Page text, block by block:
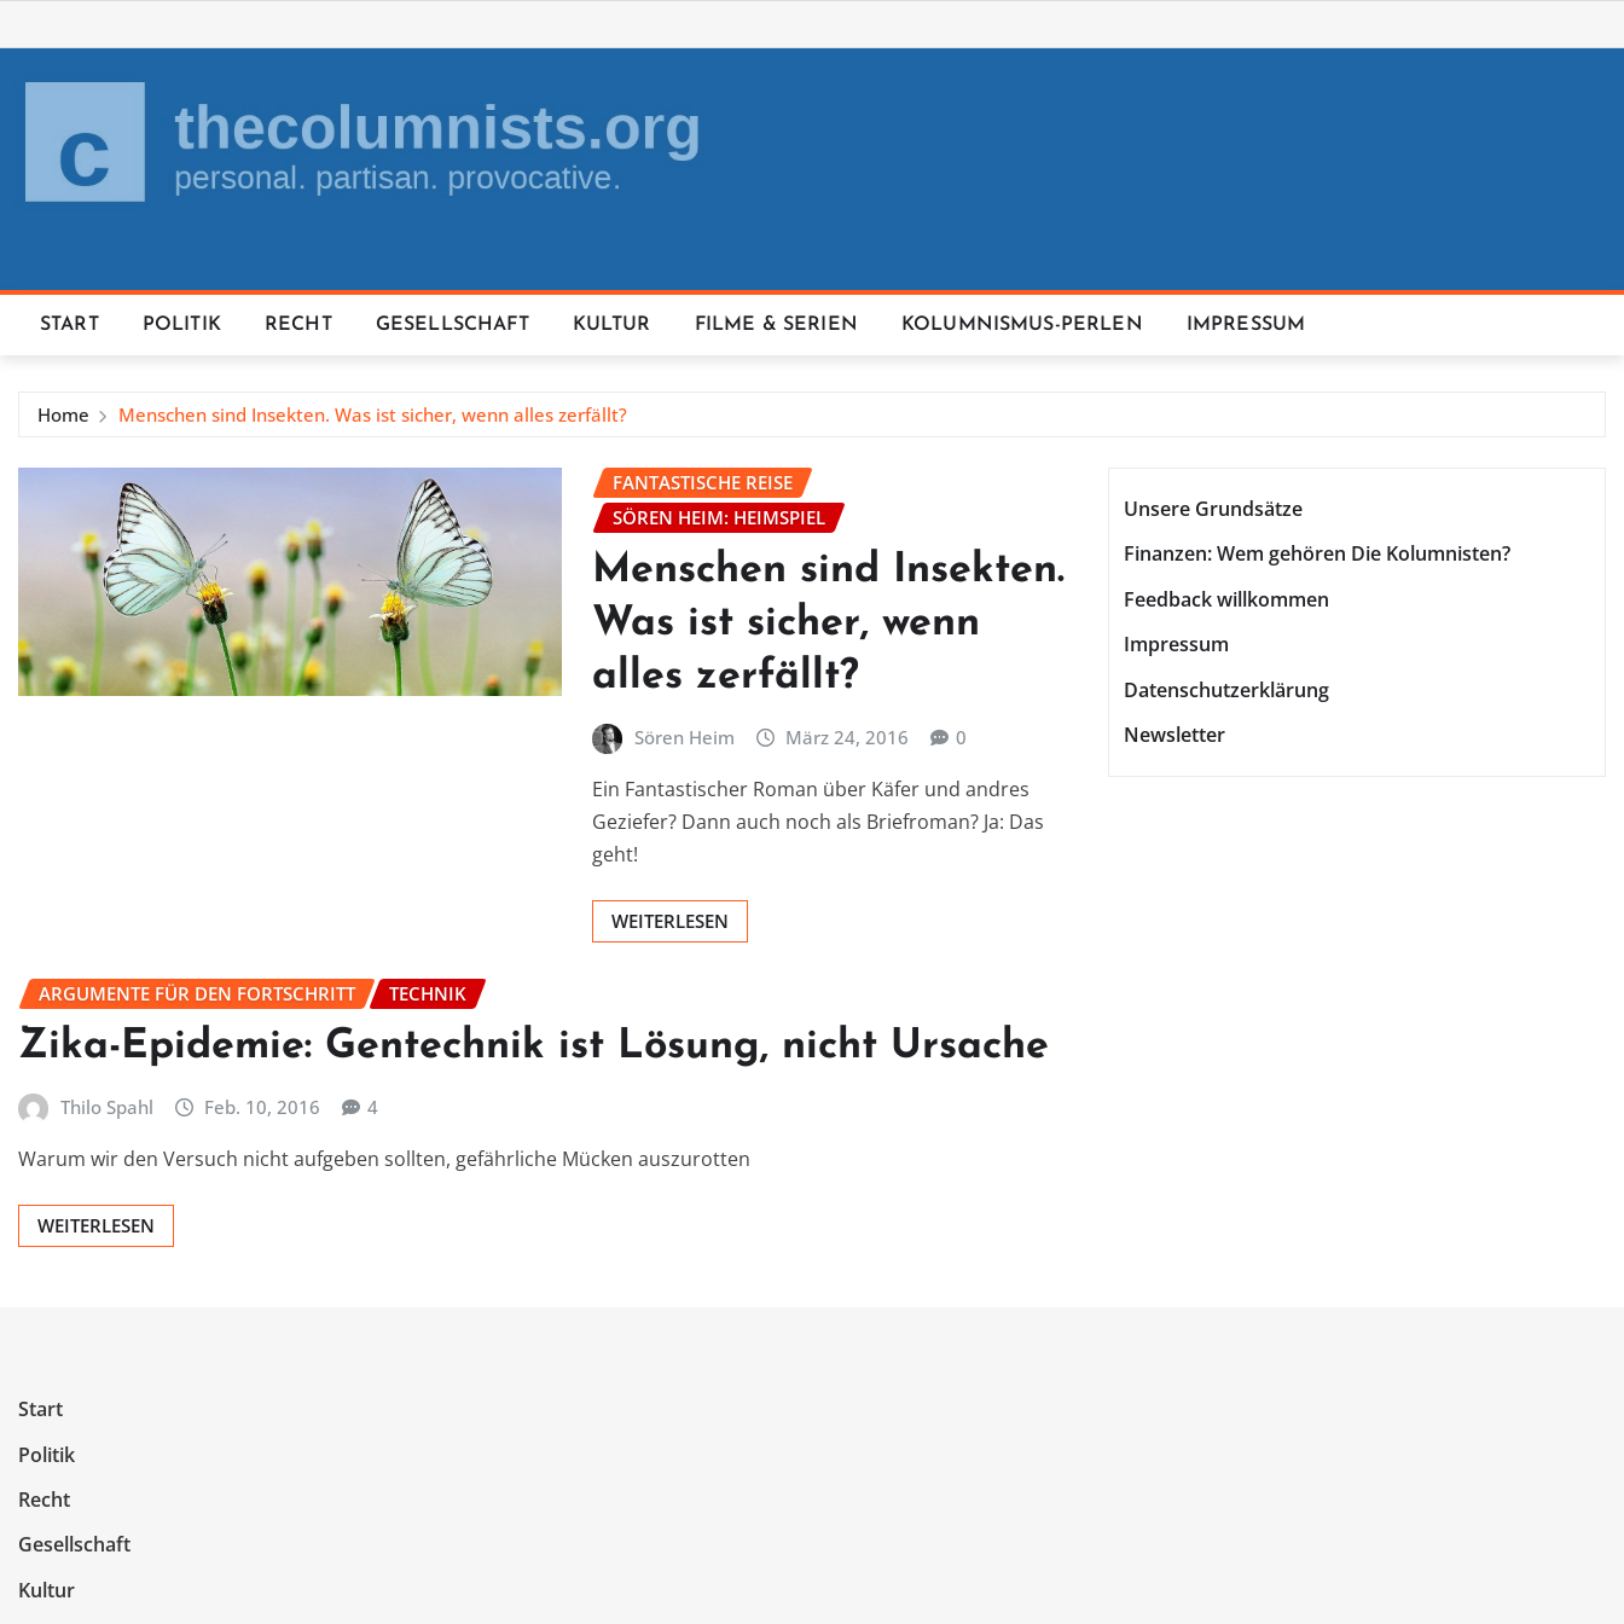
to
content
START POLITIK RECHT GESELLSCHAFT KULTUR FILME & SERIEN KOLUMNISMUS-PERLEN IMPRESSUM
Home Menschen sind Insekten. Was ist sicher, wenn alles zerfällt?
FANTASTISCHE REISE
SÖREN HEIM: HEIMSPIEL
Menschen sind Insekten.
Was ist sicher, wenn
alles zerfällt?
Sören Heim März 24, 2016 0
Ein Fantastischer Roman über Käfer und andres
Geziefer? Dann auch noch als Briefroman? Ja: Das
geht!
WEITERLESEN
ARGUMENTE FÜR DEN FORTSCHRITT TECHNIK
Zika-Epidemie: Gentechnik ist Lösung, nicht Ursache
Thilo Spahl Feb. 10, 2016 4
Warum wir den Versuch nicht aufgeben sollten, gefährliche Mücken auszurotten
WEITERLESEN
Unsere Grundsätze
Finanzen: Wem gehören Die Kolumnisten?
Feedback willkommen
Impressum
Datenschutzerklärung
Newsletter
Start
Politik
Recht
Gesellschaft
Kultur